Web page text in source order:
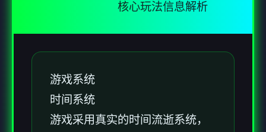
核心玩法信息解析
游戏系统
时间系统
游戏采用真实的时间流逝系统，